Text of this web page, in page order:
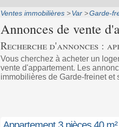
Ventes immobilières Var Garde-
Annonces de vente
Recherche d'annonces :
Vous cherchez à acheter un
vente d'appartement. Les
immobilières de Garde-freinet et